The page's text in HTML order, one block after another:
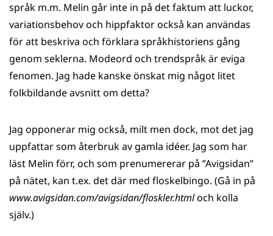
språk m.m. Melin går inte in på det faktum att luckor,
variationsbehov och hippfaktor också kan användas
för att beskriva och förklara språkhistoriens gång
genom seklerna. Modeord och trendspråk är eviga
fenomen. Jag hade kanske önskat mig något litet
folkbildande avsnitt om detta?
Jag opponerar mig också, milt men dock, mot det jag
uppfattar som återbruk av gamla idéer. Jag som har
läst Melin förr, och som prenumererar på ”Avig­sidan”
på nätet, kan t.ex. det där med floskelbingo. (Gå in på
www.avigsidan.com/avigsidan/floskler.htmloch kolla
själv.)